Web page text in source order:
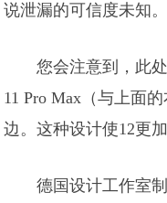
说泄漏的可信度未知。
您会注意到，此
11 Pro Max（与上面
边。这种设计使12更加
德国设计工作室